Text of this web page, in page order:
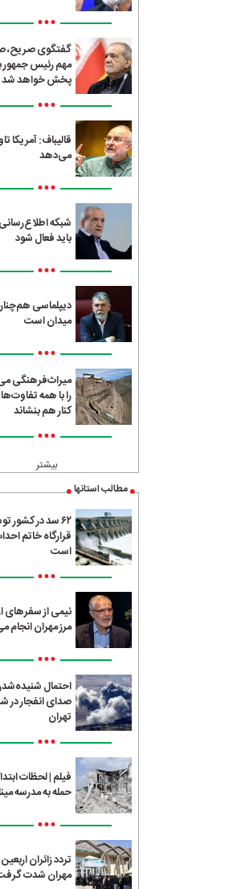
•••
گفتگوی صریح،
مهم رئیس جمهور
پخش خواهد شد
•••
قالیباف: آمریکا
می‌دهد
•••
شبکه
باید فعال شود
•••
دیپلماسی
میدان است
•••
میراث‌فرهنگی
را با همه
کنار هم بنشاند
•••
بیشتر
مطالب استانها
۶۲ سد در کشور
قرارگاه خاتم
است
•••
نیمی از سفرهای
مرز مهران انجام
•••
احتمال
صدای انفجار در
تهران
•••
فیلم | لحظات
حمله به مدرسه
•••
تردد زائران اربعین
مهران شدت